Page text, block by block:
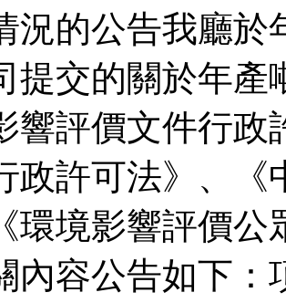
況的公告我廳於
提交的關於年產
響評價文件行
政許可法》、《
環境影響評價公
內容公告如下：